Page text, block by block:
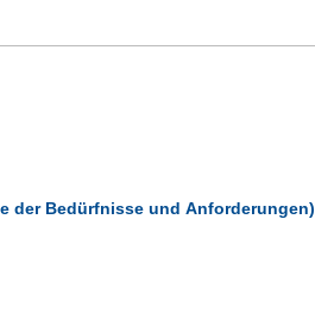
der Bedürfnisse und Anforderungen)